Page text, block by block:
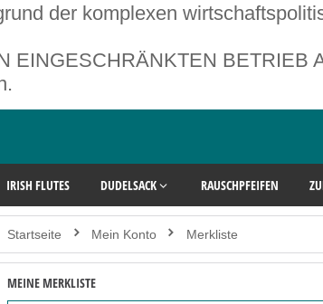
der komplexen
EINGESCHRÄNKTEN BETRIEB
IRISH FLUTES DUDELSACK RAUSCHPFEIFEN
Startseite Mein Konto Merkliste
MEINE MERKLISTE